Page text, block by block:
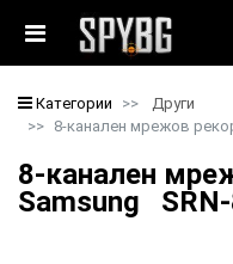
Категории
Други
8-канален мрежов
8-канален
Samsung